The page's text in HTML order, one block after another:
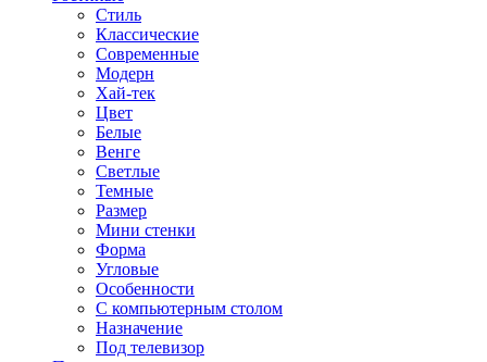
Стиль
Классические
Современные
Модерн
Хай-тек
Цвет
Белые
Венге
Светлые
Темные
Размер
Мини стенки
Форма
Угловые
Особенности
С компьютерным столом
Назначение
Под телевизор